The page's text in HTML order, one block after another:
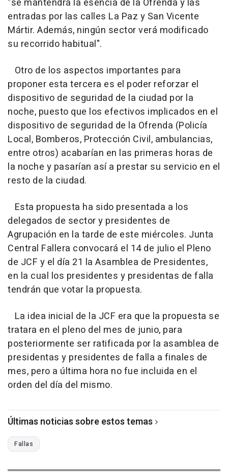
"se mantendrá la esencia de la Ofrenda y las
entradas por las calles La Paz y San Vicente
Mártir. Además, ningún sector verá modificado
su recorrido habitual".
Otro de los aspectos importantes para
proponer esta tercera es el poder reforzar el
dispositivo de seguridad de la ciudad por la
noche, puesto que los efectivos implicados en el
dispositivo de seguridad de la Ofrenda (Policía
Local, Bomberos, Protección Civil, ambulancias,
entre otros) acabarían en las primeras horas de
la noche y pasarían así a prestar su servicio en el
resto de la ciudad.
Esta propuesta ha sido presentada a los
delegados de sector y presidentes de
Agrupación en la tarde de este miércoles. Junta
Central Fallera convocará el 14 de julio el Pleno
de JCF y el día 21 la Asamblea de Presidentes,
en la cual los presidentes y presidentas de falla
tendrán que votar la propuesta.
La idea inicial de la JCF era que la propuesta se
tratara en el pleno del mes de junio, para
posteriormente ser ratificada por la asamblea de
presidentas y presidentes de falla a finales de
mes, pero a última hora no fue incluida en el
orden del día del mismo.
Últimas noticias sobre estos temas
Fallas